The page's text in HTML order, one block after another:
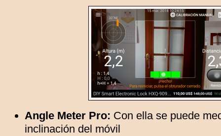
Angle Meter Pro: Con ella se puede
inclinación del móvil